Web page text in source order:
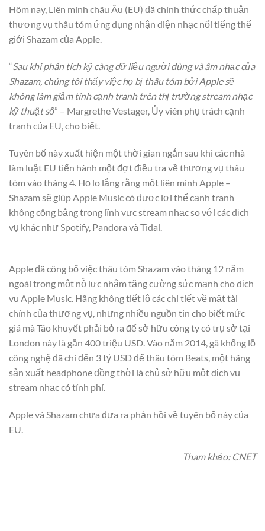
Hôm nay, Liên minh châu Âu (EU) đã chính thức chấp thuận
thương vụ thâu tóm ứng dụng nhận diện nhạc nổi tiếng thế
giới Shazam của Apple.
“Sau khi phân tích kỹ càng dữ liệu người dùng và âm nhạc của
Shazam, chúng tôi thấy việc họ bị thâu tóm bởi Apple sẽ
không làm giảm tính cạnh tranh trên thị trường stream nhạc
kỹ thuật số” – Margrethe Vestager, Ủy viên phụ trách cạnh
tranh của EU, cho biết.
Tuyên bố này xuất hiện một thời gian ngắn sau khi các nhà
làm luật EU tiến hành một đợt điều tra về thương vụ thâu
tóm vào tháng 4. Họ lo lắng rằng một liên minh Apple –
Shazam sẽ giúp Apple Music có được lợi thế cạnh tranh
không công bằng trong lĩnh vực stream nhạc so với các dịch
vụ khác như Spotify, Pandora và Tidal.
Apple đã công bố việc thâu tóm Shazam vào tháng 12 năm
ngoái trong một nỗ lực nhằm tăng cường sức mạnh cho dịch
vụ Apple Music. Hãng không tiết lộ các chi tiết về mặt tài
chính của thương vụ, nhưng nhiều nguồn tin cho biết mức
giá mà Táo khuyết phải bỏ ra để sở hữu công ty có trụ sở tại
London này là gần 400 triệu USD. Vào năm 2014, gã khổng lồ
công nghệ đã chi đến 3 tỷ USD để thâu tóm Beats, một hãng
sản xuất headphone đồng thời là chủ sở hữu một dịch vụ
stream nhạc có tính phí.
Apple và Shazam chưa đưa ra phản hồi về tuyên bố này của
EU.
Tham khảo: CNET